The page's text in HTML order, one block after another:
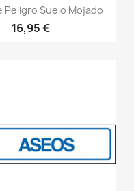
Vistazo rápido
Peligro Suelo Mojado
16,95 €